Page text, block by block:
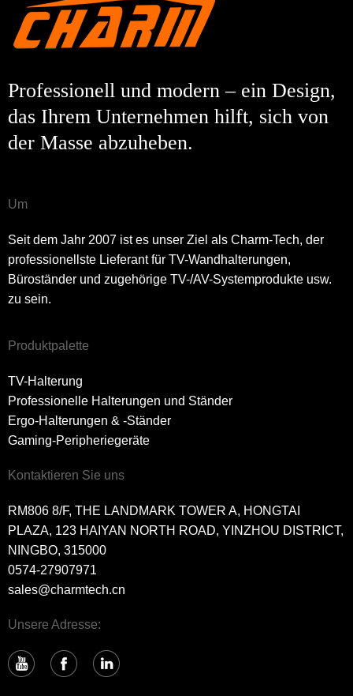
Professionell und modern – ein Design,
das Ihrem Unternehmen hilft, sich von
der Masse abzuheben.
Um
Seit dem Jahr 2007 ist es unser Ziel als Charm-Tech, der
professionellste Lieferant für TV-Wandhalterungen,
Büroständer und zugehörige TV-/AV-Systemprodukte usw.
zu sein.
Produktpalette
TV-Halterung
Professionelle Halterungen und Ständer
Ergo-Halterungen & -Ständer
Gaming-Peripheriegeräte
Kontaktieren Sie uns
RM806 8/F, THE LANDMARK TOWER A, HONGTAI
PLAZA, 123 HAIYAN NORTH ROAD, YINZHOU DISTRICT,
NINGBO, 315000
0574-27907971
sales@charmtech.cn
Unsere Adresse: